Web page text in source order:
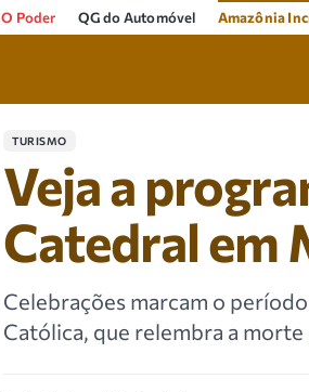
O Poder QG do Automóvel Amazônia
TURISMO
Veja a
Catedral em
Celebrações marcam o
Católica, que relembra a morte